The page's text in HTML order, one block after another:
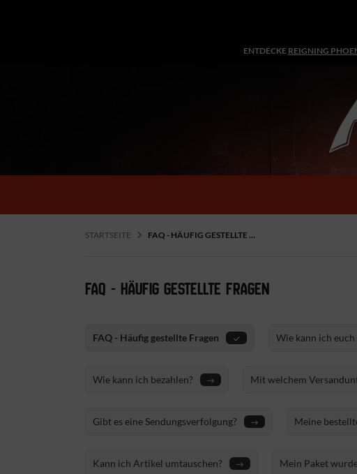
ENTDECKE REIGNING
STARTSEITE FAQ - HÄUFIG GESTELLTE FRAGEN
FAQ - HÄUFIG GESTELLTE FRAGEN
FAQ - Häufig gestellte Fragen Wie kann ich
Wie kann ich bezahlen?
Mit welchem
Gibt es eine Sendungsverfolgung?
Meine
Kann ich Artikel umtauschen?
Mein Paket